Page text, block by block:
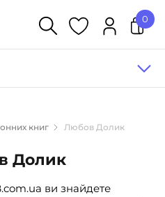
(1015)
0
книг Любов Долик
Долик
ви знайдете